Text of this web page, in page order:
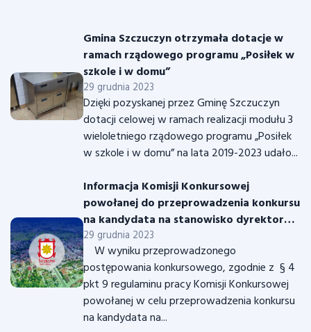
Gmina Szczuczyn otrzymała dotacje w
ramach rządowego programu „Posiłek w
szkole i w domu”
29 grudnia 2023
Dzięki pozyskanej przez Gminę Szczuczyn
dotacji celowej w ramach realizacji modułu 3
wieloletniego rządowego programu „Posiłek
w szkole i w domu” na lata 2019-2023 udało...
Informacja Komisji Konkursowej
powołanej do przeprowadzenia konkursu
na kandydata na stanowisko dyrektora
Biblioteki – Centrum Kultury w
Szczuczynie
29 grudnia 2023
W wyniku przeprowadzonego
postępowania konkursowego, zgodnie z § 4
pkt 9 regulaminu pracy Komisji Konkursowej
powołanej w celu przeprowadzenia konkursu
na kandydata na...